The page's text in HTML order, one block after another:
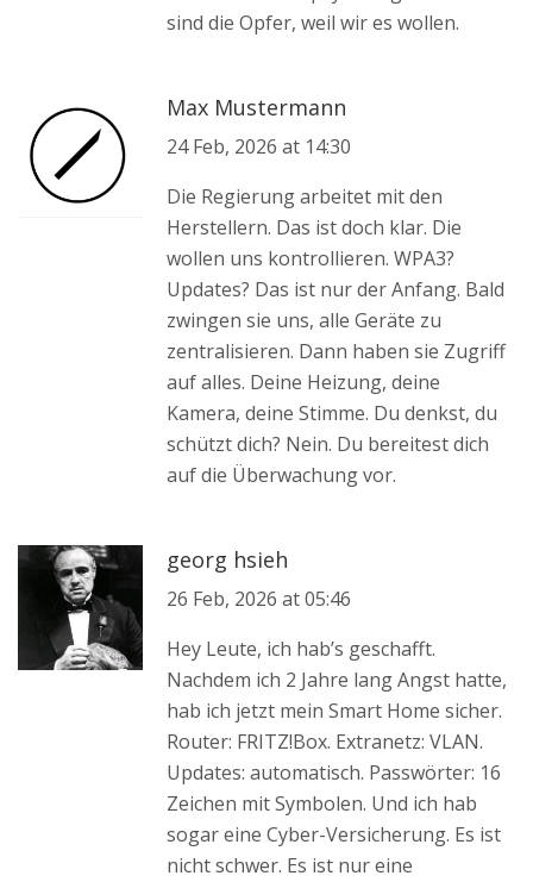
sind die Opfer, weil wir es wollen.
Max Mustermann
24 Feb, 2026 at 14:30
Die Regierung arbeitet mit den
Herstellern. Das ist doch klar. Die
wollen uns kontrollieren. WPA3?
Updates? Das ist nur der Anfang. Bald
zwingen sie uns, alle Geräte zu
zentralisieren. Dann haben sie Zugriff
auf alles. Deine Heizung, deine
Kamera, deine Stimme. Du denkst, du
schützt dich? Nein. Du bereitest dich
auf die Überwachung vor.
georg hsieh
26 Feb, 2026 at 05:46
Hey Leute, ich hab’s geschafft.
Nachdem ich 2 Jahre lang Angst hatte,
hab ich jetzt mein Smart Home sicher.
Router: FRITZ!Box. Extranetz: VLAN.
Updates: automatisch. Passwörter: 16
Zeichen mit Symbolen. Und ich hab
sogar eine Cyber-Versicherung. Es ist
nicht schwer. Es ist nur eine